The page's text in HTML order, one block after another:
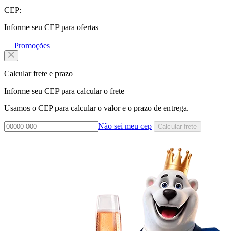
CEP:
Informe seu CEP para ofertas
Promoções
Calcular frete e prazo
Informe seu CEP para calcular o frete
Usamos o CEP para calcular o valor e o prazo de entrega.
Não sei meu cep Calcular frete